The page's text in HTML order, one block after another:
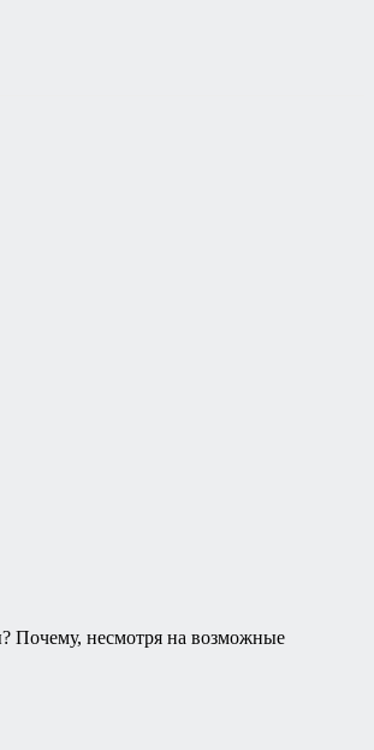
Почему, несмотря на возможные